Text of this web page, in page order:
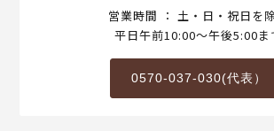
営業時間 ： 土・日・祝日を
平日午前10:00～午後5:00ま
0570-037-030(代表）